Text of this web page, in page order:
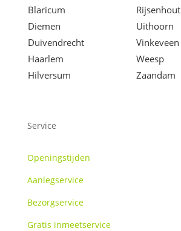
Blaricum
Rijsenhout
Diemen
Uithoorn
Duivendrecht
Vinkeveen
Haarlem
Weesp
Hilversum
Zaandam
Service
Openingstijden
Aanlegservice
Bezorgservice
Gratis inmeetservice